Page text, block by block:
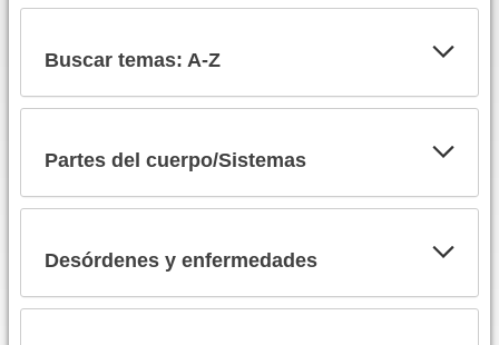
Buscar temas: A-Z
Partes del cuerpo/Sistemas
Desórdenes y enfermedades